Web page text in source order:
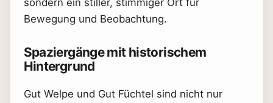
sondern ein stiller, stimmiger Ort für
Bewegung und Beobachtung.
Spaziergänge mit historischem
Hintergrund
Gut Welpe und Gut Füchtel sind nicht nur